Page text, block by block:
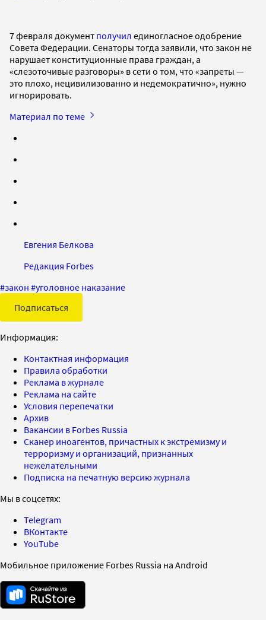
7 февраля документ получил единогласное одобрение
Совета Федерации. Сенаторы тогда заявили, что закон не
нарушает конституционные права граждан, а
«слезоточивые разговоры» в сети о том, что «запреты —
это плохо, нецивилизованно и недемократично», нужно
игнорировать.
Материал по теме
Евгения Белкова
Редакция Forbes
#закон #уголовное наказание
Подписаться
Информация:
Контактная информация
Правила обработки
Реклама в журнале
Реклама на сайте
Условия перепечатки
Архив
Вакансии в Forbes Russia
Сканер иноагентов, причастных к экстремизму и
терроризму и организаций, признанных
нежелательными
Подписка на печатную версию журнала
Мы в соцсетях:
Telegram
ВКонтакте
YouTube
Мобильное приложение Forbes Russia на Android